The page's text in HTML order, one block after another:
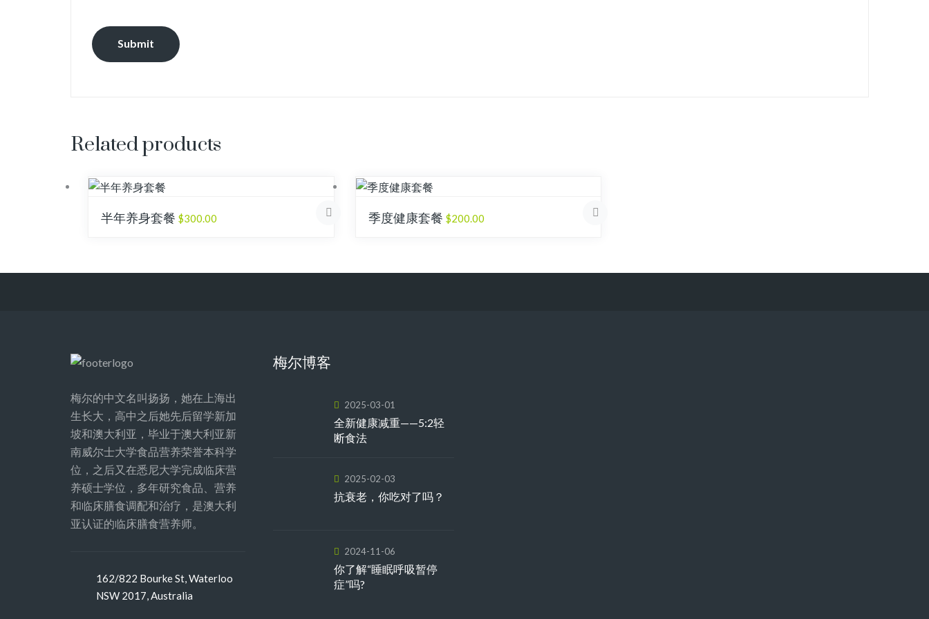
Related products
半年养身套餐 $300.00 季度健康套餐 $200.00
梅尔的中文名叫扬扬，她在上海出
生长大，高中之后她先后留学新加
坡和澳大利亚，毕业于澳大利亚新
南威尔士大学食品营养荣誉本科学
位，之后又在悉尼大学完成临床营
养硕士学位，多年研究食品、营养
和临床膳食调配和治疗，是澳大利
亚认证的临床膳食营养师。
162/822 Bourke St, Waterloo
NSW 2017, Australia
梅尔博客
2025-03-01
全新健康减重——5:2轻
断食法
2025-02-03
抗衰老，你吃对了吗？
2024-11-06
你了解“睡眠呼吸暂停
症”吗?